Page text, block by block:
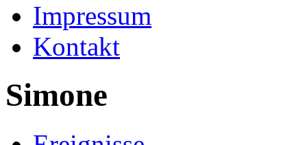
Impressum
Kontakt
Simone